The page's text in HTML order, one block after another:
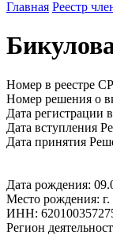
Главная Реестр
Номер в реестре
Номер решения о
Дата регистрации
Дата вступления
Дата принятия
Дата рождения:
Место рождения: г.
ИНН:
Регион